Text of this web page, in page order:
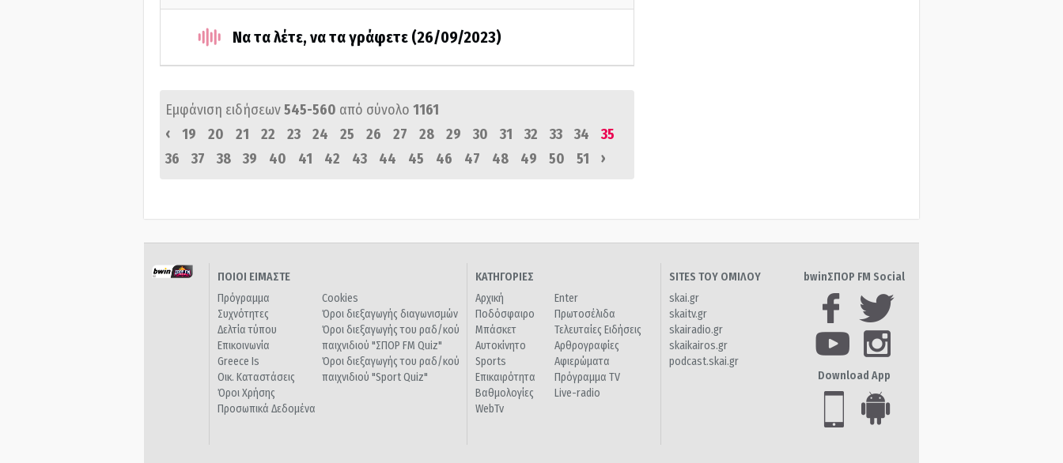
Να τα λέτε, να τα γράφετε (26/09/2023)
Εμφάνιση ειδήσεων545-560 από σύνολο 1161
‹
19 20 21 22 23 24 25 26 27 28 29 30 31 32 33 34
35
36
37 38 39 40 41 42 43 44 45 46 47 48 49 50 51 ›
ΠΟΙΟΙ ΕΙΜΑΣΤΕ
Πρόγραμμα
Συχνότητες
Δελτία τύπου
Επικοινωνία
Greece Is
Οικ. Καταστάσεις
Όροι Χρήσης
Προσωπικά Δεδομένα
Cookies
Όροι διεξαγωγής διαγωνισμών
Όροι διεξαγωγής του ραδ/κού
παιχνιδιού "ΣΠΟΡ FM Quiz"
Όροι διεξαγωγής του ραδ/κού
παιχνιδιού "Sport Quiz"
ΚΑΤΗΓΟΡΙΕΣ
Αρχική
Ποδόσφαιρο
Μπάσκετ
Αυτοκίνητο
Sports
Επικαιρότητα
Βαθμολογίες
WebTv
Enter
Πρωτοσέλιδα
Τελευταίες Ειδήσεις
Αρθρογραφίες
Αφιερώματα
Πρόγραμμα TV
Live-radio
SITES ΤΟΥ ΟΜΙΛΟΥ
skai.gr
skaitv.gr
skairadio.gr
skaikairos.gr
podcast.skai.gr
bwinΣΠΟΡ FM Social
Download App